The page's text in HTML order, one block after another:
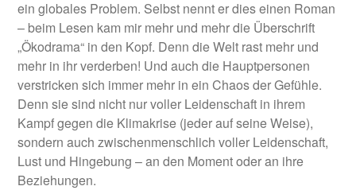
ein globales Problem. Selbst nennt er dies einen Roman
– beim Lesen kam mir mehr und mehr die Überschrift
„Ökodrama“ in den Kopf. Denn die Welt rast mehr und
mehr in ihr verderben! Und auch die Hauptpersonen
verstricken sich immer mehr in ein Chaos der Gefühle.
Denn sie sind nicht nur voller Leidenschaft in ihrem
Kampf gegen die Klimakrise (jeder auf seine Weise),
sondern auch zwischenmenschlich voller Leidenschaft,
Lust und Hingebung – an den Moment oder an ihre
Beziehungen.